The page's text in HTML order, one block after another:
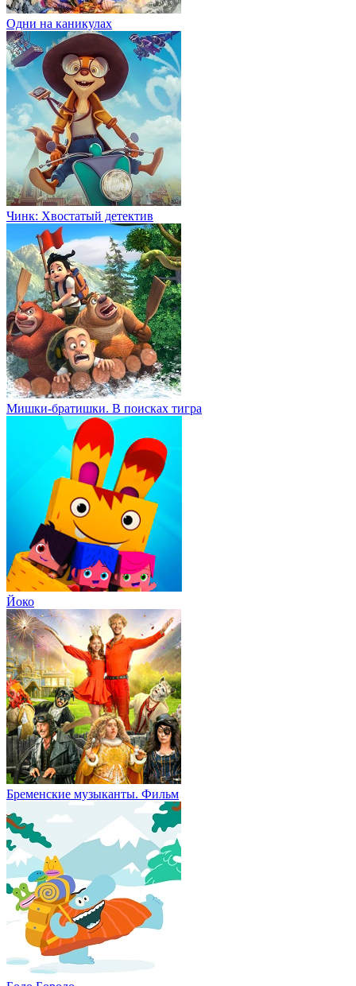
Одни на каникулах
Чинк: Хвостатый детектив
Мишки-братишки. В поисках тигра
Йоко
Бременские музыканты. Фильм